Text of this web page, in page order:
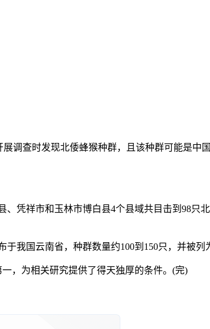
调查时发现北倭蜂猴种群，且该种群可能是中
凭祥市和玉林市博白县4个县域共目击到98只
国云南省，种群数量约100到150只，并被列
，为相关研究提供了得天独厚的条件。(完)